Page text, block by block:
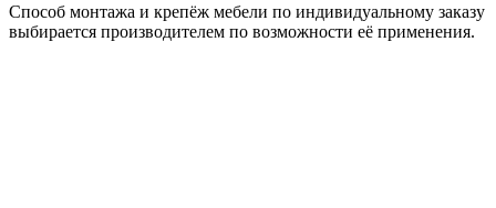
Способ монтажа и крепёж мебели по индивидуальному заказу
выбирается производителем по возможности её применения.